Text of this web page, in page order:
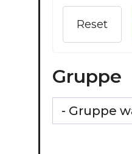
Reset
Gruppe